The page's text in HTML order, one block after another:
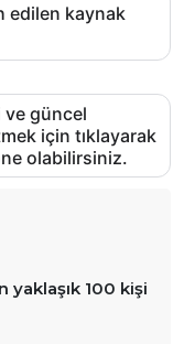
edilen kaynak
ve güncel
için tıklayarak
olabilirsiniz.
yaklaşık 100 kişi